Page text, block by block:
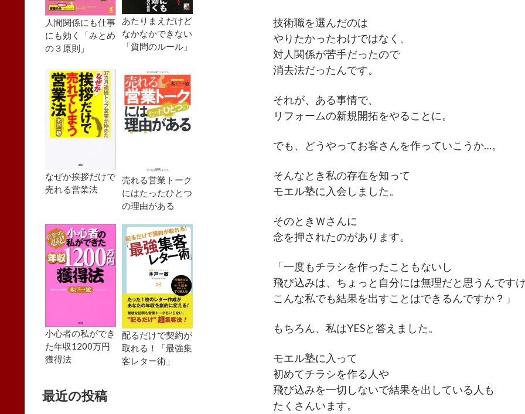
技術職を選んだのは
やりたかったわけではなく、
対人関係が苦手だったので
消去法だったんです。
それが、ある事情で、
リフォームの新規開拓をやることに。
でも、どうやってお客さんを作っていこうか…。
そんなとき私の存在を知って
モエル塾に入会しました。
そのときＷさんに
念を押されたのがあります。
「一度もチラシを作ったこともないし
飛び込みは、ちょっと自分には無理だと思うんです
こんな私でも結果を出すことはできるんですか？」
もちろん、私はYESと答えました。
モエル塾に入って
初めてチラシを作る人や
飛び込みを一切しないで結果を出している人も
たくさんいます。
人間関係にも仕事
にも効く「みとめ
の３原則」
あたりまえだけど
なかなかできない
「質問のルール」
なぜか挨拶だけで
売れる営業法
売れる営業トーク
にはたったひとつ
の理由がある
小心者の私ができ
た年収1200万円
獲得法
配るだけで契約が
取れる！「最強集
客レター術」
最近の投稿